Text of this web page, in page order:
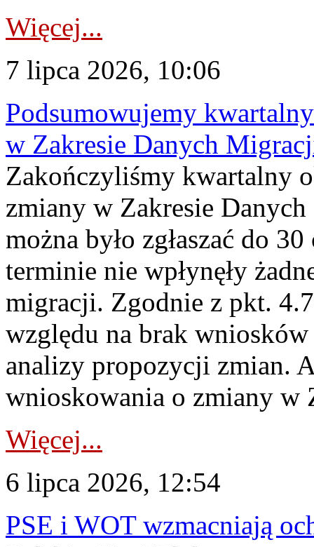
Więcej...
7 lipca 2026, 10:06
Podsumowujemy
w Zakresie Danych
Zakończyliśmy kwartalny
zmiany w Zakresie
można było zgłaszać do
terminie nie wpłynęły
migracji. Zgodnie z pkt.
względu na brak
analizy propozycji zmian.
wnioskowania o zmiany w
Więcej...
6 lipca 2026, 12:54
PSE i WOT wzmacniają